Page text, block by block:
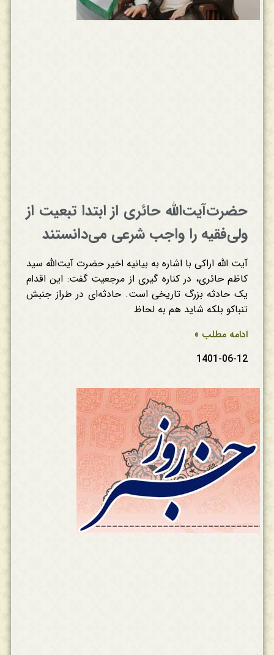
حضرت‌آیت‌الله حائری از ابتدا تبعیت از
ولی‌فقیه را واجب شرعی می‌دانستند
آیت الله اراکی با اشاره به بیانیه اخیر حضرت آیت‌الله سید
کاظم حائری، در کناره گیری از مرجعیت گفت: این اقدام
یک حادثه بزرگ تاریخی است. حادثه‌ای در طراز جنبش
تنباکو بلکه شاید هم به لحاظ
ادامه مطلب »
1401-06-12